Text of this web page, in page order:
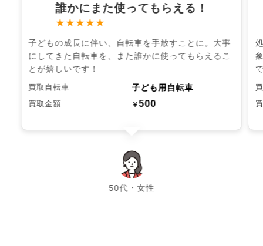
誰かにまた使ってもらえる！
★★★★★
子どもの成長に伴い、自転車を手放すことに。大事
にしてきた自転車を、また誰かに使ってもらえるこ
とが嬉しいです！
買取自転車 子ども用自転車
買取金額 ￥500
50代・女性
chevron_left chevron_right